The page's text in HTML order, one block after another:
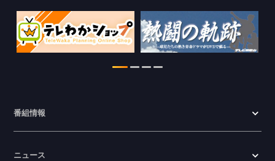
新しました。
2026.06.23
番組情報
ニュース